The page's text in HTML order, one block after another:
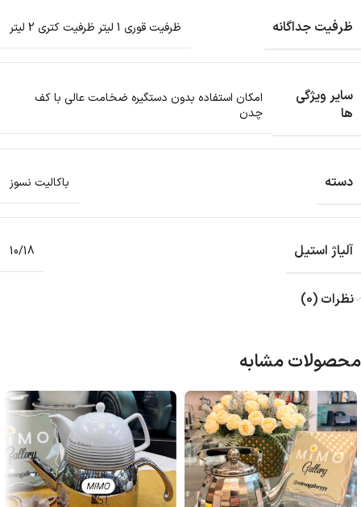
ظرفیت جداگانه ظرفیت قوری 1 لیتر ظرفیت کتری 2 لیتر
سایر ویژگی
ها
امکان استفاده بدون دستگیره ضخامت عالی با کف
چدن
دسته باکالیت نسوز
آلیاژ استیل 10/18
نظرات (0)
محصولات مشابه